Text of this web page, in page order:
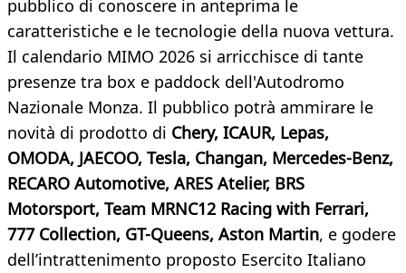
pubblico di conoscere in anteprima le
caratteristiche e le tecnologie della nuova vettura.
Il calendario MIMO 2026 si arricchisce di tante
presenze tra box e paddock dell'Autodromo
Nazionale Monza. Il pubblico potrà ammirare le
novità di prodotto di Chery, ICAUR, Lepas,
OMODA, JAECOO, Tesla, Changan, Mercedes-Benz,
RECARO Automotive, ARES Atelier, BRS
Motorsport, Team MRNC12 Racing with Ferrari,
777 Collection, GT-Queens, Aston Martin, e godere
dell’intrattenimento proposto Esercito Italiano